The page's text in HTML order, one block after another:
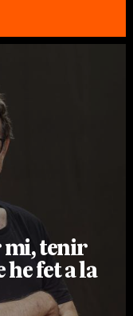
mi, tenir
he fet a la